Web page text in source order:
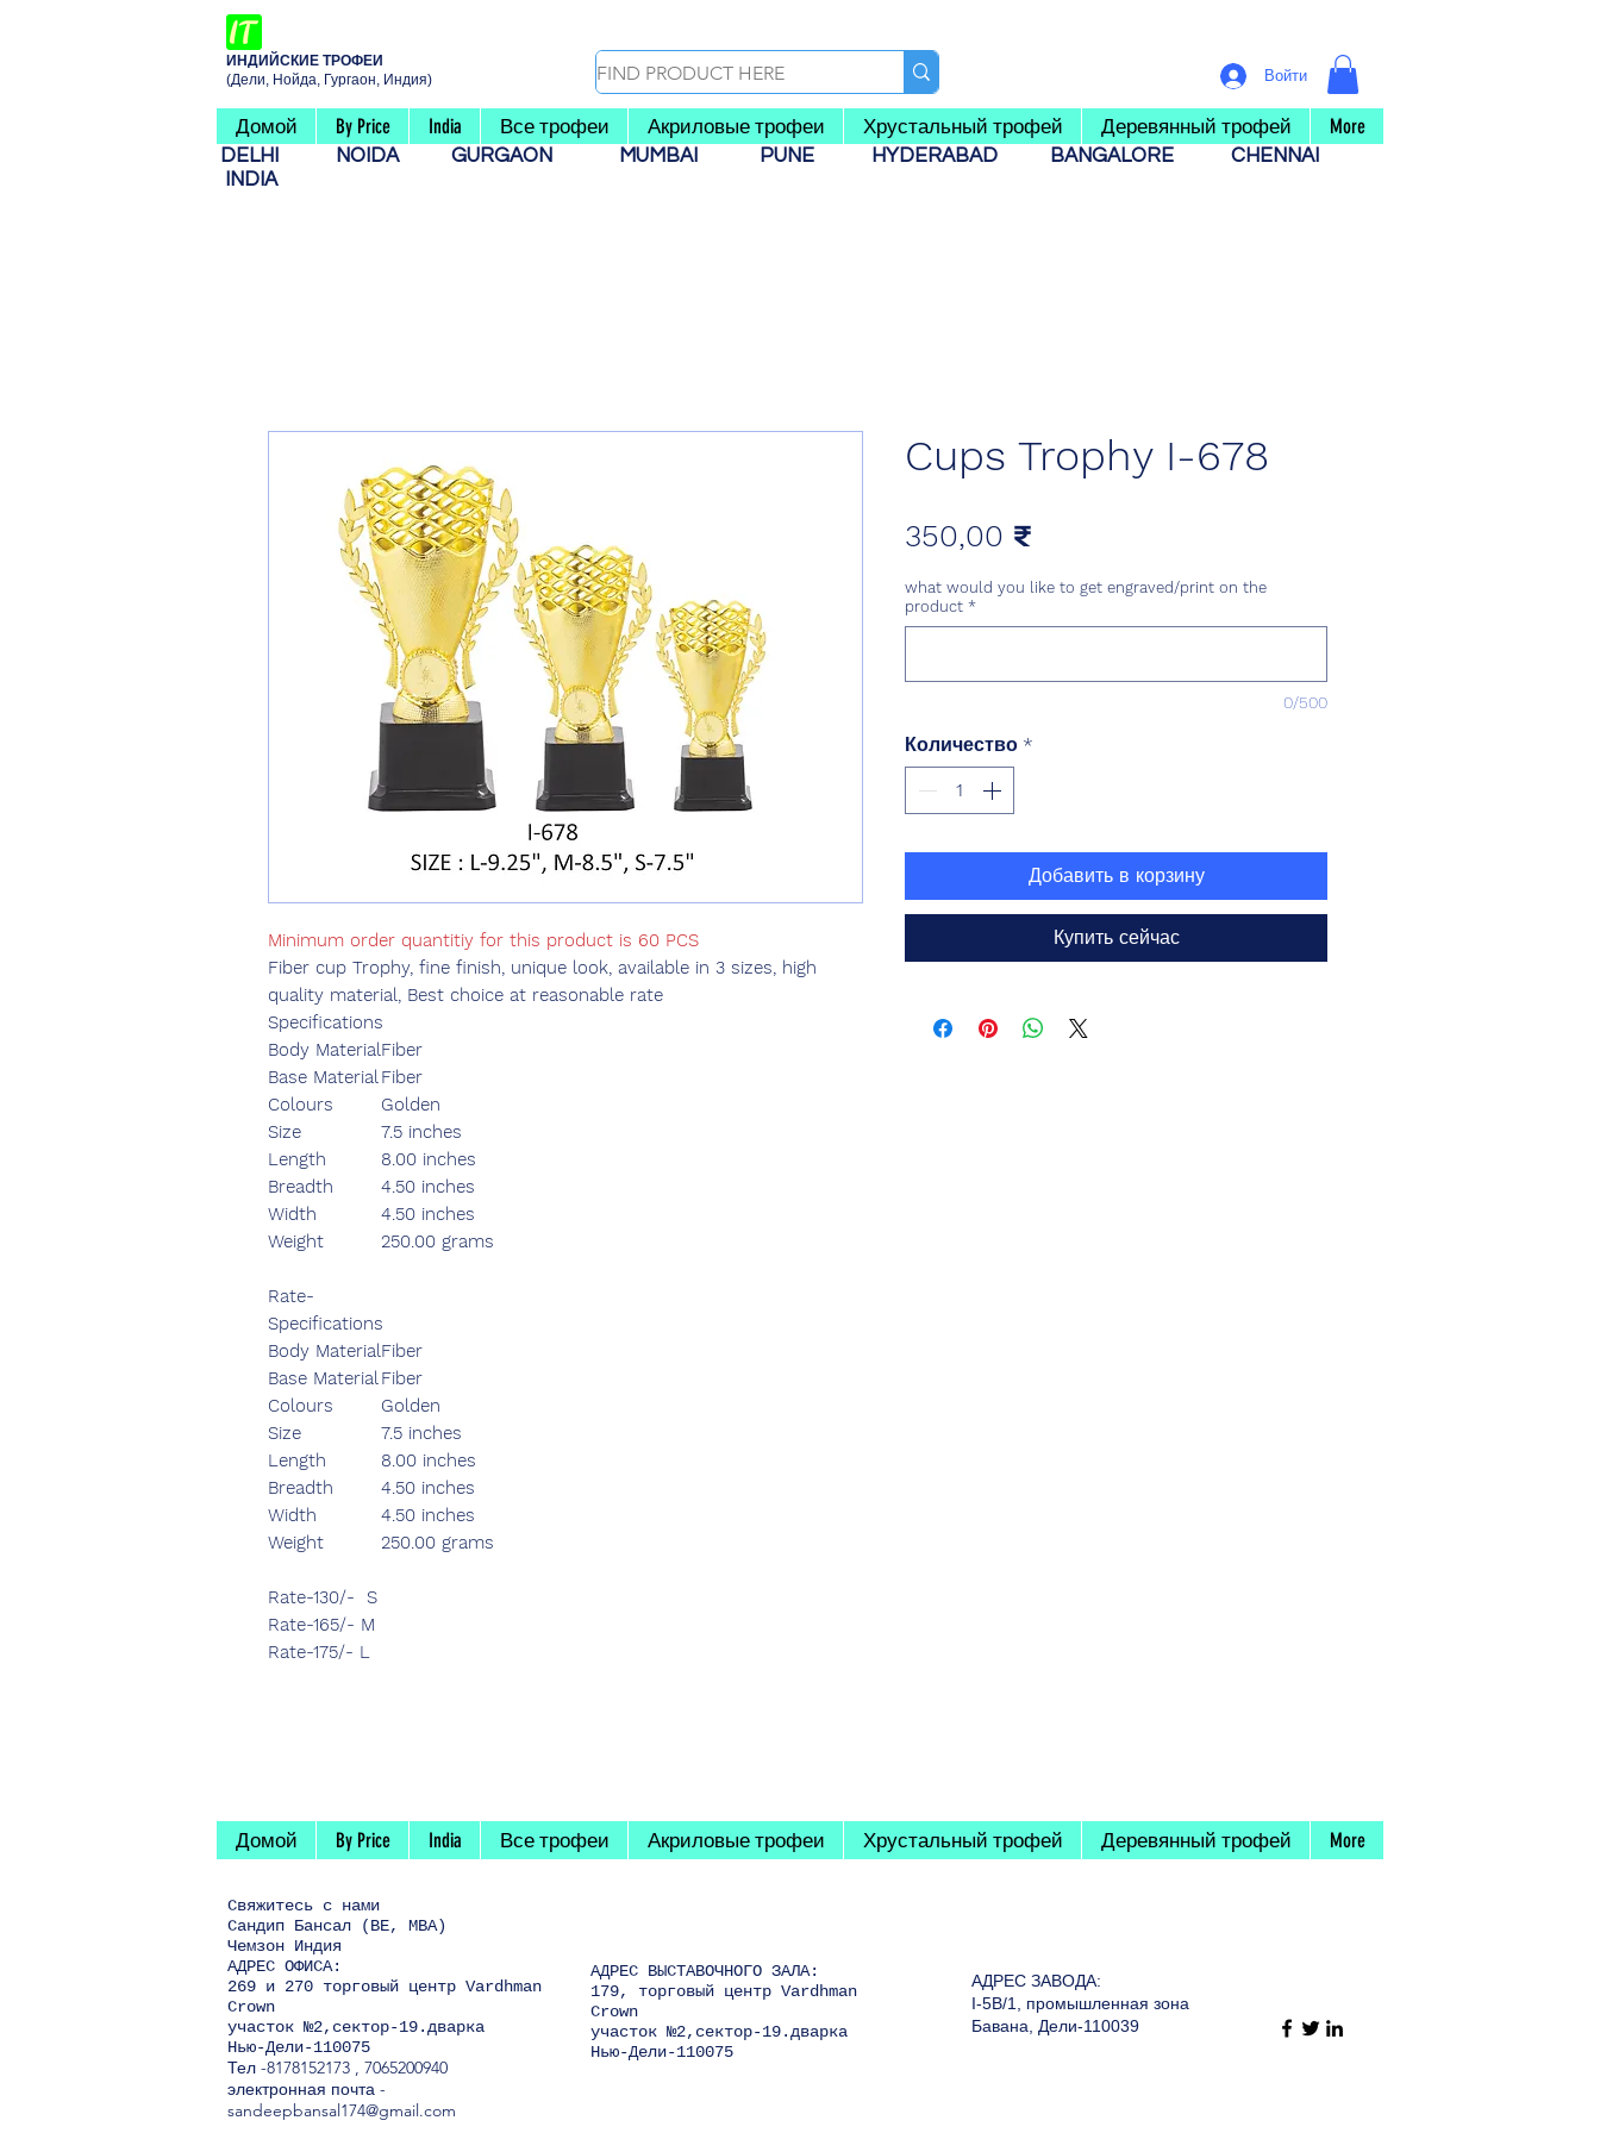
ИНДИЙСКИЕ ТРОФЕИ
(Дели, Нойда, Гургаон, Индия)
Войти
Домой By Price India Все трофеи Акриловые трофеи Хрустальный трофей Деревянный трофей More
DELHI NOIDA GURGAON MUMBAI PUNE HYDERABAD BANGALORE
CHENNAI
INDIA
Minimum order quantitiy for this product is 60 PCS
Fiber cup Trophy, fine finish, unique look, available in 3 sizes, high
quality material, Best choice at reasonable rate
Specifications
Body MaterialFiber
Base MaterialFiber
Colours
Golden
Size
7.5 inches
Length
8.00 inches
Breadth
4.50 inches
Width
4.50 inches
Weight
250.00 grams
Rate-
Specifications
Body MaterialFiber
Base MaterialFiber
Colours
Golden
Size
7.5 inches
Length
8.00 inches
Breadth
4.50 inches
Width
4.50 inches
Weight
250.00 grams
Rate-130/- S
Rate-165/- M
Rate-175/- L
Cups Trophy I-678
350,00 ₹
what would you like to get engraved/print on the
product *
0/500
Количество *
Добавить в корзину
Купить сейчас
Домой By Price India Все трофеи Акриловые трофеи Хрустальный трофей Деревянный трофей More
Свяжитесь с нами
Сандип Бансал (BE, MBA)
Чемзон Индия
АДРЕС ОФИСА:
269 и 270 торговый центр Vardhman
Crown
участок №2,сектор-19.дварка
Нью-Дели-110075
Тел -8178152173 , 7065200940
электронная почта -
sandeepbansal174@gmail.com
АДРЕС ВЫСТАВОЧНОГО ЗАЛА:
179, торговый центр Vardhman
Crown
участок №2,сектор-19.дварка
Нью-Дели-110075
АДРЕС ЗАВОДА:
I-5B/1, промышленная зона
Бавана, Дели-110039